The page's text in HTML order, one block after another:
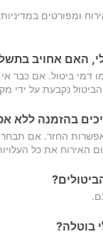
ומפורטים
האם אחויב
דמי ביטול. אם כבר
נקבעת על
בהזמנה ללא
החזר. אם
האירוח את כל
בוטלה?